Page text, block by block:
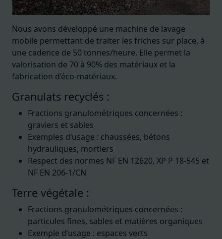
Nous avons développé une machine de lavage
mobile permettant de traiter les friches sur place, à
une cadence de 50 tonnes/heure. Elle permet la
valorisation de 70 à 90% des matériaux et la
fabrication d’éco-matériaux.
Granulats recyclés :
Fractions granulométriques concernées :
graviers et sables
Exemples d’usage : chaussées, bétons
hydrauliques, mortiers
Respect des normes NF EN 12620, XP P 18-545 et
NF EN 206-1/CN
Terre végétale :
Fractions granulométriques concernées :
particules fines, sables et matières organiques
Exemple d’usage : espaces verts